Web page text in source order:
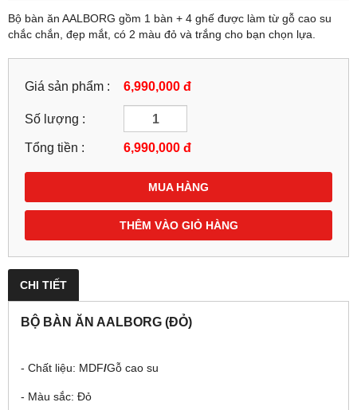
Bộ bàn ăn AALBORG gồm 1 bàn + 4 ghế được làm từ gỗ cao su
chắc chắn, đẹp mắt, có 2 màu đỏ và trắng cho bạn chọn lựa.
Giá sản phẩm : 6,990,000 đ
Số lượng :
Tổng tiền : 6,990,000 đ
MUA HÀNG
THÊM VÀO GIỎ HÀNG
CHI TIẾT
BỘ BÀN ĂN AALBORG (ĐỎ)
- Chất liệu: MDF/Gỗ cao su
- Màu sắc: Đỏ